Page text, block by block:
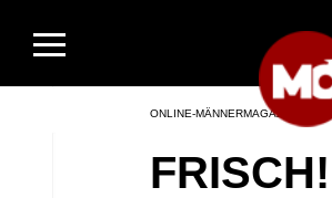
ONLINE-MÄNNERMAGAZIN
FRISCH!